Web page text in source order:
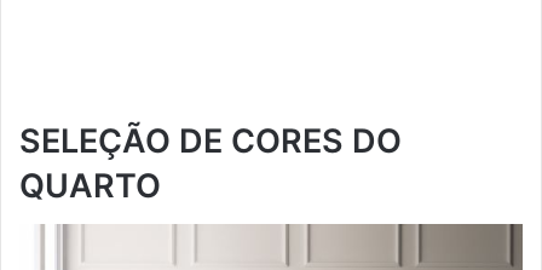
SELEÇÃO DE CORES DO
QUARTO